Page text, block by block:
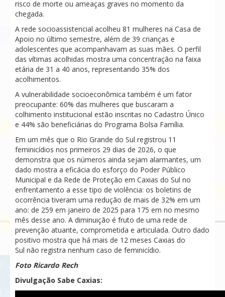
risco de morte ou ameaças graves no momento da
chegada.
A rede socioassistencial acolheu 81 mulheres na Casa de
Apoio no último semestre, além de 39 crianças e
adolescentes que acompanhavam as suas mães. O perfil
das vítimas acolhidas mostra uma concentração na faixa
etária de 31 a 40 anos, representando 35% dos
acolhimentos.
A vulnerabilidade socioeconômica também é um fator
preocupante: 60% das mulheres que buscaram a
colhimento institucional estão inscritas no Cadastro Único
e 44% são beneficiárias do Programa Bolsa Família.
Em um mês que o Rio Grande do Sul registrou 11
feminicídios nos primeiros 29 dias de 2026, o que
demonstra que os números ainda sejam alarmantes, um
dado mostra a eficácia do esforço do Poder Público
Municipal e da Rede de Proteção em Caxias do Sul no
enfrentamento a esse tipo de violência: os boletins de
ocorrência tiveram uma redução de mais de 32% em um
ano: de 259 em janeiro de 2025 para 175 em no mesmo
mês desse ano. A diminuição é fruto de uma rede de
prevenção atuante, comprometida e articulada. Outro dado
positivo mostra que há mais de 12 meses Caxias do
Sul não registra nenhum caso de feminicídio.
Foto Ricardo Rech
Divulgação Sabe Caxias: